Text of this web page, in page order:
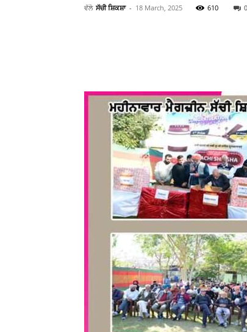
ਵੱਲੋ ਸੱਚੀ ਸ਼ਿਕਸ਼ਾ - 18 March, 2025 610 0